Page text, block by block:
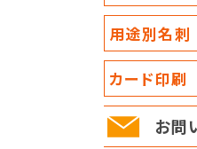
用途別名刺
カード印刷
お問